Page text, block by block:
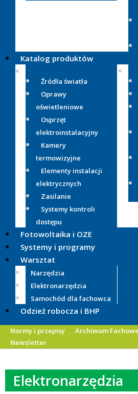
Katalog produktów
Źródła światła
Oprawy
oświetleniowe
Osprzęt
elektroinstalacyjny
Kamery
termowizyjne
Elementy instalacji
elektrycznych
Zasilanie
Systemy kontroli
dostępu
Fotowoltaika i OZE
Systemy i programy
Warsztat
Narzędzia
Elektronarzędzia
Samochód dla fachowca
Odzież robocza i BHP
Normy i przepisy
Archiwum
Newsletter
Elektronarzędzia